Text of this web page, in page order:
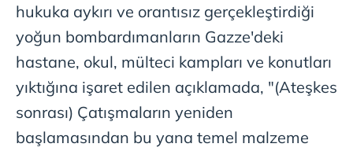
hukuka aykırı ve orantısız gerçekleştirdiği
yoğun bombardımanların Gazze'deki
hastane, okul, mülteci kampları ve konutları
yıktığına işaret edilen açıklamada, "(Ateşkes
sonrası) Çatışmaların yeniden
başlamasından bu yana temel malzeme